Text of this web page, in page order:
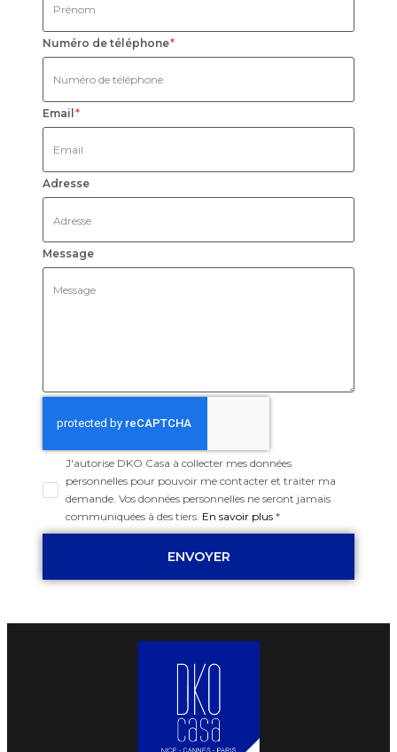
Numéro de téléphone
Email
Adresse
Message
J'autorise DKO Casa à collecter mes données
personnelles pour pouvoir me contacter et traiter ma
demande. Vos données personnelles ne seront jamais
communiquées à des tiers. En savoir plus *
ENVOYER